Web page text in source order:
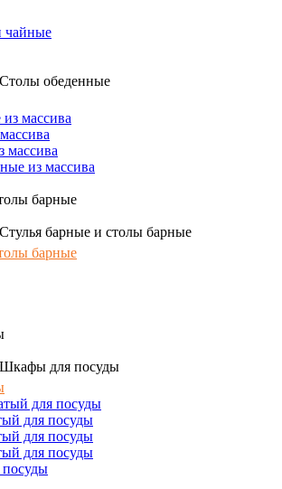
чайные
обеденные
массива
массива
из массива
барные
барные и столы барные
барные
Шкафы для посуды
для посуды
для посуды
для посуды
для посуды